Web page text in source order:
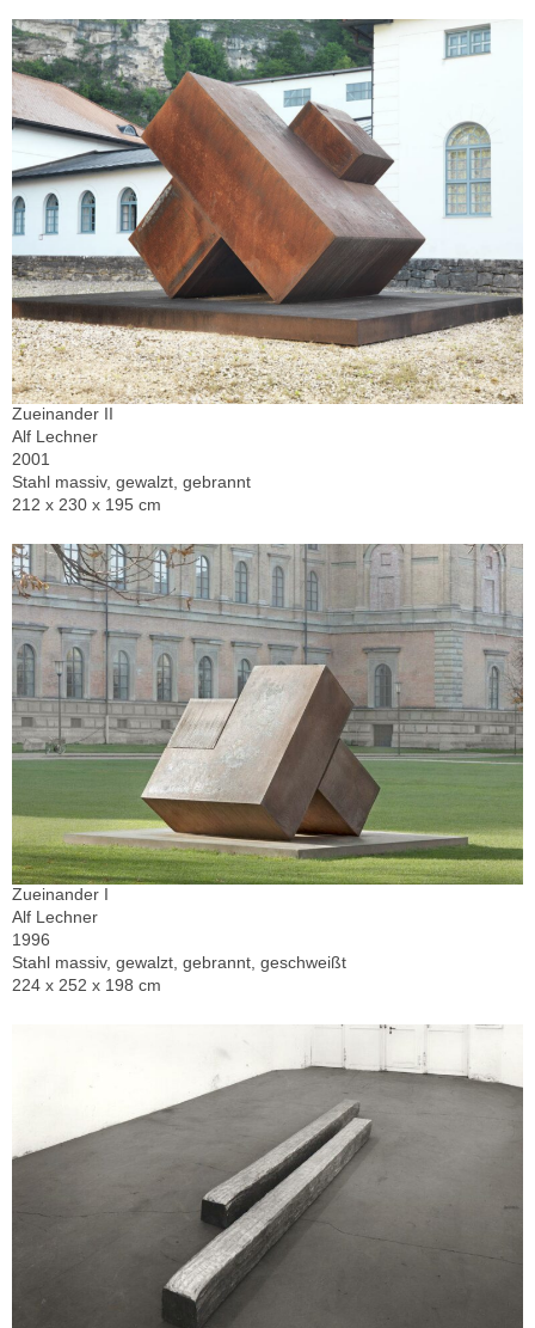
Zueinander II
Alf Lechner
2001
Stahl massiv, gewalzt, gebrannt
212 x 230 x 195 cm
Zueinander I
Alf Lechner
1996
Stahl massiv, gewalzt, gebrannt, geschweißt
224 x 252 x 198 cm